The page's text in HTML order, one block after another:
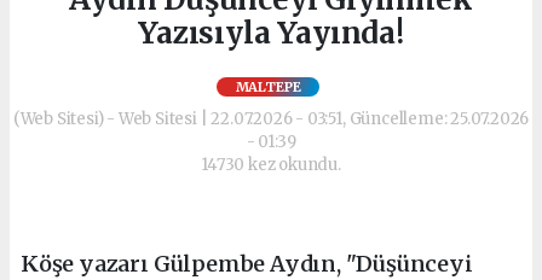
Yazısıyla Yayında!
MALTEPE
(Web Sitesi) - Web Sitesi | 22.07.2026 - 03:51, Güncelleme: 25.07.2026
- 01:39
14730 kez okundu.
Köşe yazarı Gülpembe Aydın, "Düşünceyi